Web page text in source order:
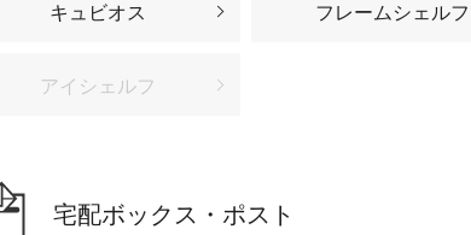
キュビオス フレームシェルフ
アイシェルフ
宅配ボックス・ポスト